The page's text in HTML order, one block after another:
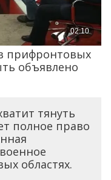
прифронтовых
объявлено
тянуть
полное право
областях.